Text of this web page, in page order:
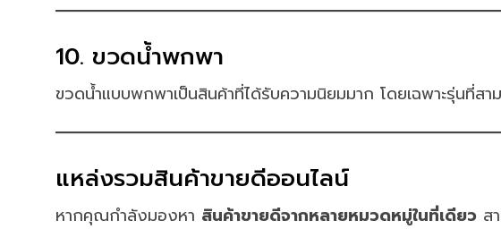
10. ขวดน้ำพกพา
ขวดน้ำแบบพกพาเป็นสินค้าที่ได้รับความนิยมมาก โดยเฉพาะรุ่นที่ส
แหล่งรวมสินค้าขายดีออนไลน์
หากคุณกำลังมองหา สินค้าขายดีจากหลายหมวดหมู่ในที่เดียว ส